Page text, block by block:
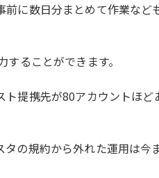
に数日分まとめて作業な
ることができます。
提携先が80アカウントほ
の規約から外れた運用は